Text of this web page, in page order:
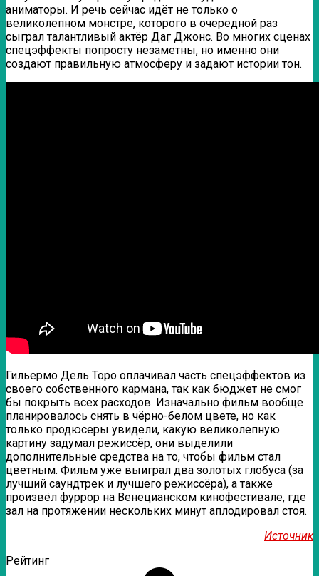
аниматоры. И речь сейчас идёт не только о
великолепном монстре, которого в очередной раз
сыграл талантливый актёр Даг Джонс. Во многих сценах
спецэффекты попросту незаметны, но именно они
создают правильную атмосферу и задают истории тон.
Гильермо Дель Торо оплачивал часть спецэффектов из
своего собственного кармана, так как бюджет не смог
бы покрыть всех расходов. Изначально фильм вообще
планировалось снять в чёрно-белом цвете, но как
только продюсеры увидели, какую великолепную
картину задумал режиссёр, они выделили
дополнительные средства на то, чтобы фильм стал
цветным. Фильм уже выиграл два золотых глобуса (за
лучший саундтрек и лучшего режиссёра), а также
произвёл фуррор на Венецианском кинофестивале, где
зал на протяжении нескольких минут аплодировал стоя.
Источник
Рейтинг